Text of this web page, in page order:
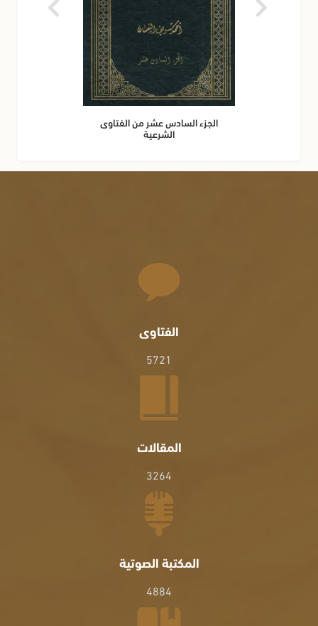
الجزء السادس عشر من الفتاوى
الشرعية
الفتاوى
5721
المقالات
3264
المكتبة الصوتية
4884